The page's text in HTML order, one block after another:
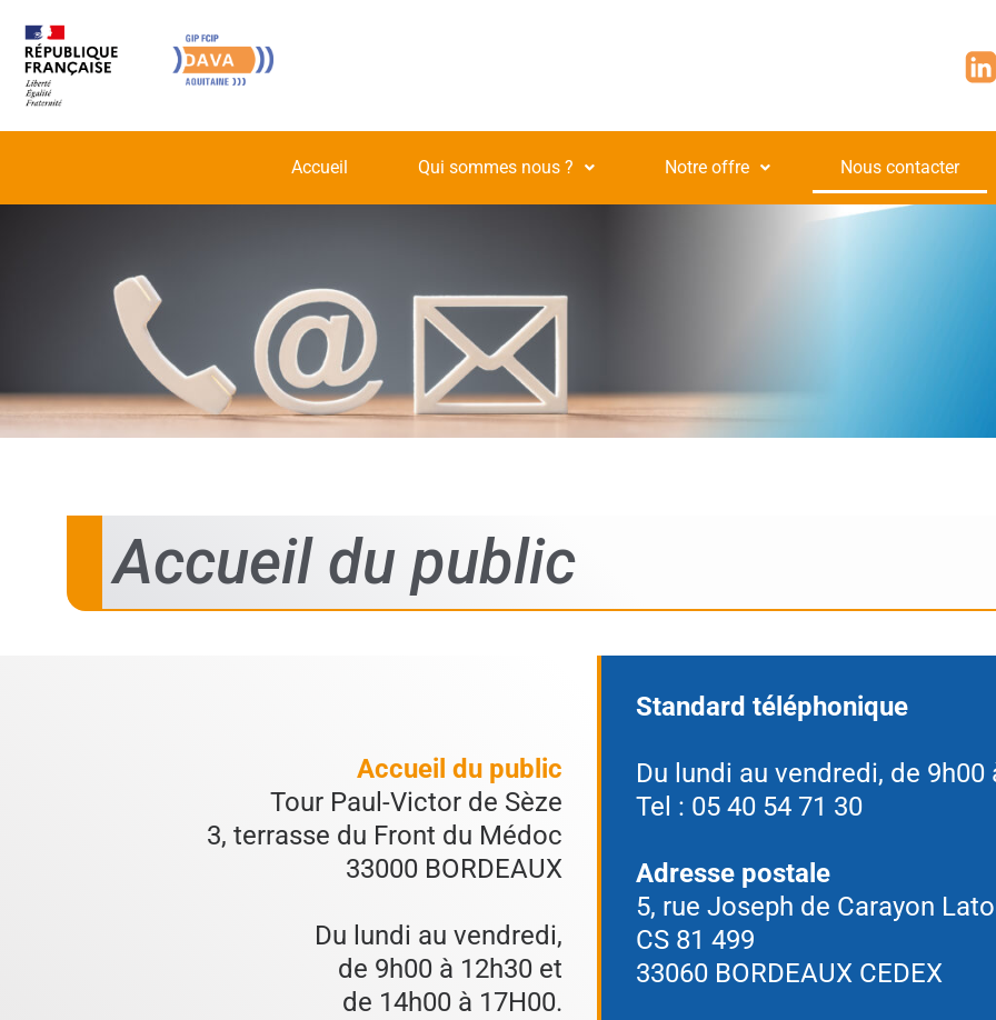
Accueil Qui sommes nous ? Notre offre Nous contacter
Accueil du public
Accueil du public
Tour Paul-Victor de Sèze
3, terrasse du Front du Médoc
33000 BORDEAUX
Du lundi au vendredi,
de 9h00 à 12h30 et
de 14h00 à 17H00.
Standard téléphonique
Du lundi au vendredi, de
Tel : 05 40 54 71 30
Adresse postale
5, rue Joseph de Carayon
CS 81 499
33060 BORDEAUX CEDEX